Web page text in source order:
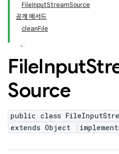
FileInputStreamSource
공개 메서드
cleanFile
FileInput
Source
public class
extends Object